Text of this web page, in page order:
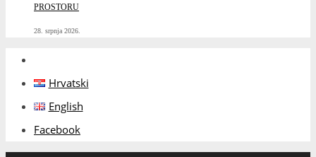
PROSTORU
28. srpnja 2026.
Hrvatski
English
Facebook